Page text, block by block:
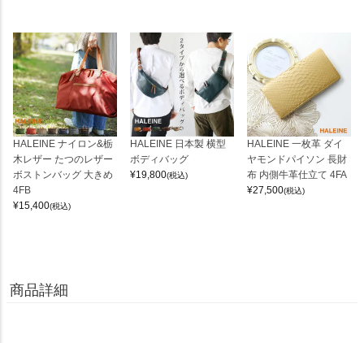
HALEINE ナイロン&栃
木レザー たつのレザー
ボストンバッグ 大きめ
4FB
¥15,400(税込)
HALEINE 日本製 横型
ボディバッグ
¥19,800(税込)
HALEINE 一枚革 ダイ
ヤモンドパイソン 長財
布 内側牛革仕立て 4FA
¥27,500(税込)
商品詳細